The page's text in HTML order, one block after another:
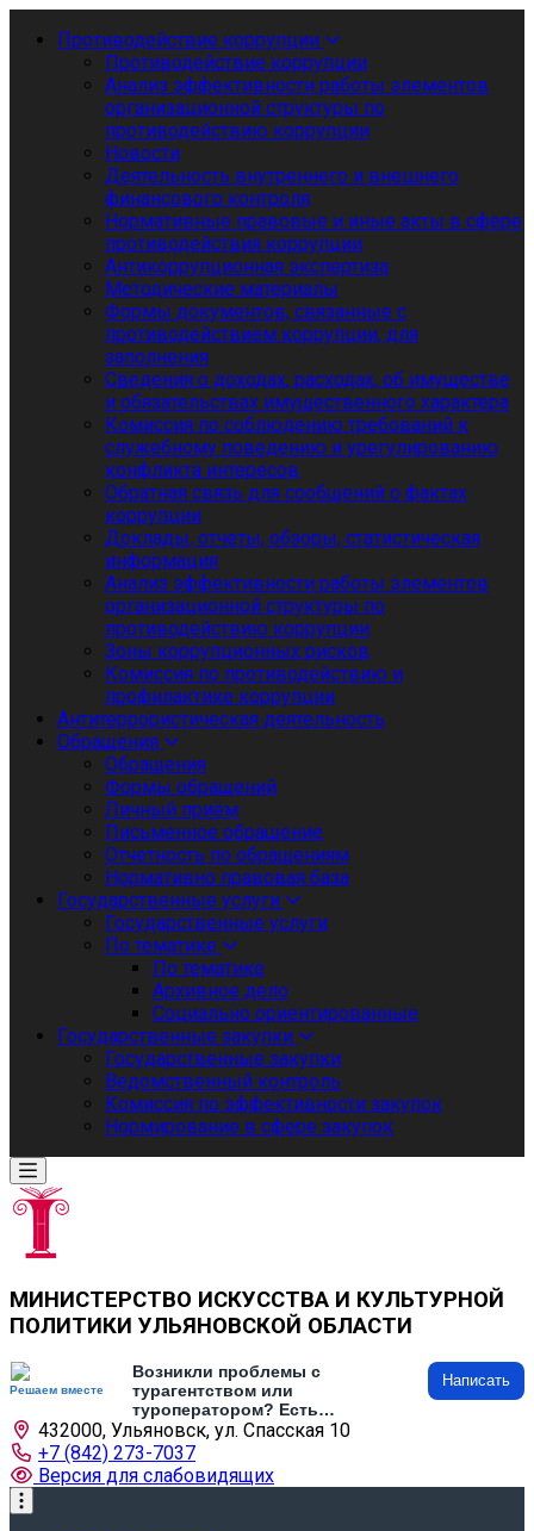
Противодействие коррупции
Противодействие коррупции
Анализ эффективности работы элементов
организационной структуры по
противодействию коррупции
Новости
Деятельность внутреннего и внешнего
финансового контроля
Нормативные правовые и иные акты в сфере
противодействия коррупции
Антикоррупционная экспертиза
Методические материалы
Формы документов, связанные с
противодействием коррупции, для
заполнения
Сведения о доходах, расходах, об имуществе
и обязательствах имущественного характера
Комиссия по соблюдению требований к
служебному поведению и урегулированию
конфликта интересов
Обратная связь для сообщений о фактах
коррупции
Доклады, отчеты, обзоры, статистическая
информация
Анализ эффективности работы элементов
организационной структуры по
противодействию коррупции
Зоны коррупционных рисков
Комиссия по противодействию и
профилактике коррупции
Антитеррористическая деятельность
Обращения
Обращения
Формы обращений
Личный приём
Письменное обращение
Отчетность по обращениям
Нормативно правовая база
Государственные услуги
Государственные услуги
По тематике
По тематике
Архивное дело
Социально ориентированные
Государственные закупки
Государственные закупки
Ведомственный контроль
Комиссия по эффективности закупок
Нормирование в сфере закупок
МИНИСТЕРСТВО ИСКУССТВА И КУЛЬТУРНОЙ
ПОЛИТИКИ УЛЬЯНОВСКОЙ ОБЛАСТИ
Решаем вместе
Возникли проблемы с
турагентством или
туроператором? Есть
предложения по развитию
туризма и туристической
инфраструктуры? Напишите об
этом
Написать
432000, Ульяновск, ул. Спасская 10
+7 (842) 273-7037
Версия для слабовидящих